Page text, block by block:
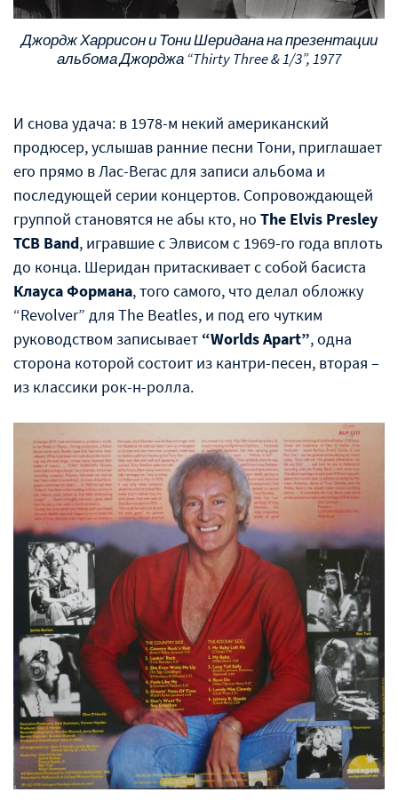
Джордж Харрисон и Тони Шеридана на презентации
альбома Джорджа “Thirty Three & 1/3”, 1977
И снова удача: в 1978-м некий американский
продюсер, услышав ранние песни Тони, приглашает
его прямо в Лас-Вегас для записи альбома и
последующей серии концертов. Сопровождающей
группой становятся не абы кто, но The Elvis Presley
TCB Band, игравшие с Элвисом с 1969-го года вплоть
до конца. Шеридан притаскивает с собой басиста
Клауса Формана, того самого, что делал обложку
“Revolver” для The Beatles, и под его чутким
руководством записывает “Worlds Apart”, одна
сторона которой состоит из кантри-песен, вторая –
из классики рок-н-ролла.